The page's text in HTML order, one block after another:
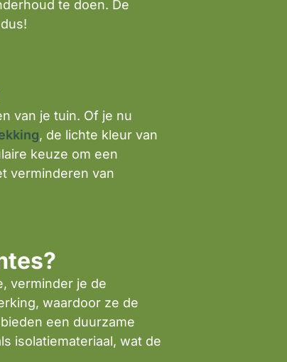
te doen. De
van je tuin. Of je nu
, de lichte kleur van
keuze om een
verminderen van
verminder je de
waardoor ze de
een duurzame
isolatiemateriaal, wat de